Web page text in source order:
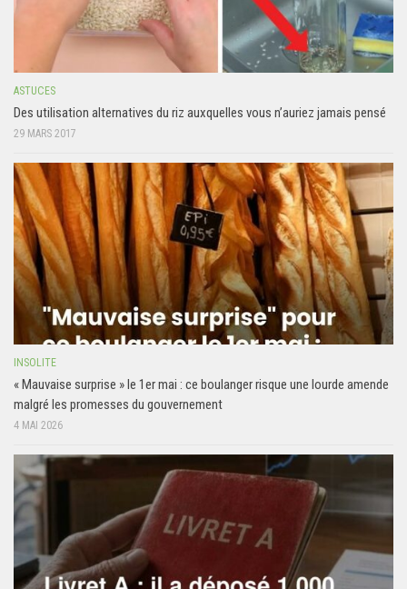
ASTUCES
Des utilisation alternatives du riz auxquelles vous n’auriez jamais pensé
29 MARS 2017
INSOLITE
« Mauvaise surprise » le 1er mai : ce boulanger risque une lourde amende
malgré les promesses du gouvernement
4 MAI 2026